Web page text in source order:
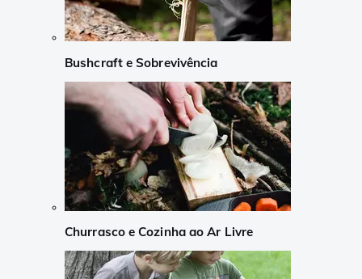
Bushcraft e Sobrevivência
Churrasco e Cozinha ao Ar Livre